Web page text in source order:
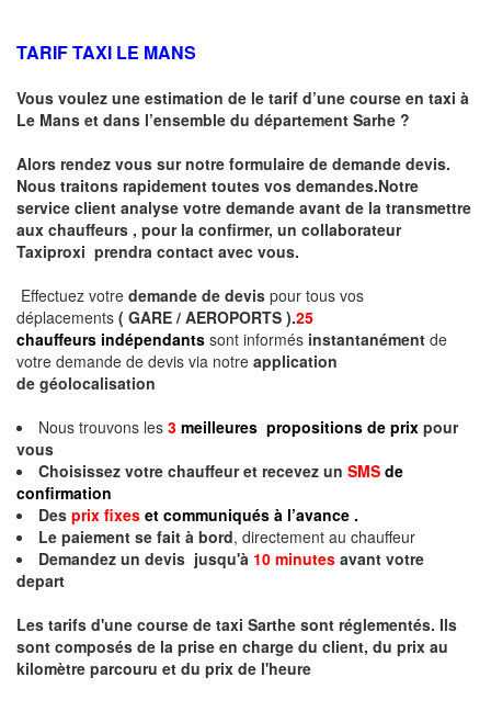
TARIF TAXI LE MANS
Vous voulez une estimation de le tarif d’une course en taxi à
Le Mans et dans l’ensemble du département Sarhe ?
Alors rendez vous sur notre formulaire de demande devis.
Nous traitons rapidement toutes vos demandes.Notre
service client analyse votre demande avant de la transmettre
aux chauffeurs , pour la confirmer, un collaborateur
Taxiproxi prendra contact avec vous.
Effectuez votre demande de devis pour tous vos
déplacements ( GARE / AEROPORTS ).25
chauffeurs indépendants sont informés instantanément de
votre demande de devis via notre application
de géolocalisation
Nous trouvons les 3 meilleures propositions de prix pour
vous
Choisissez votre chauffeur et recevez un SMS de
confirmation
Des prix fixes et communiqués à l’avance .
Le paiement se fait à bord, directement au chauffeur
Demandez un devis jusqu'à 10 minutes avant votre
depart
Les tarifs d'une course de taxi Sarthe sont réglementés. Ils
sont composés de la prise en charge du client, du prix au
kilomètre parcouru et du prix de l'heure